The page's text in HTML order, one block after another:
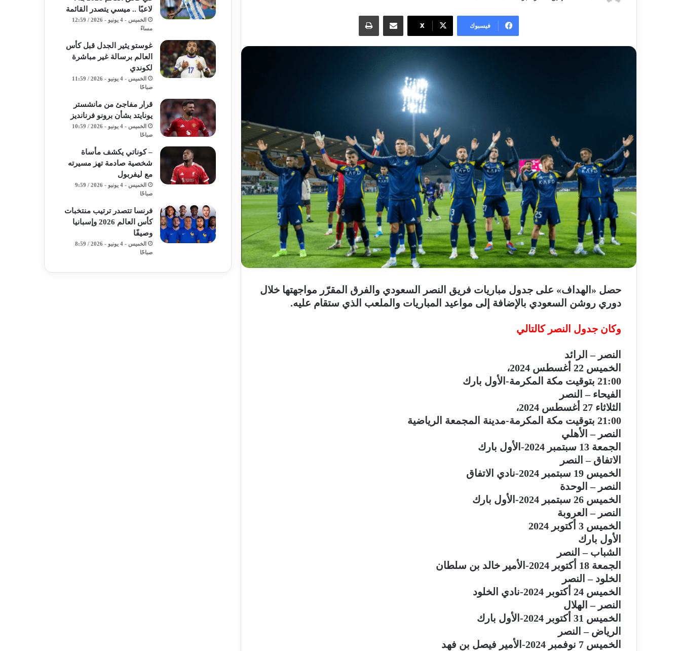
فيسبوك X
مشاركة عبر البريد طباعة
حصل «الهداف» على جدول مباريات فريق النصر السعودي والفرق المقرّر مواجهتها خلال
دوري روشن السعودي بالإضافة إلى مواعيد المباريات والملعب الذي ستقام عليه.
وكان جدول النصر كالتالي
النصر – الرائد
الخميس 22 أغسطس 2024،
21:00 بتوقيت مكة المكرمة-الأول بارك
الفيحاء – النصر
الثلاثاء 27 أغسطس 2024،
21:00 بتوقيت مكة المكرمة-مدينة المجمعة الرياضية
النصر – الأهلي
الجمعة 13 سبتمبر 2024-الأول بارك
الاتفاق – النصر
الخميس 19 سبتمبر 2024-نادي الاتفاق
النصر – الوحدة
الخميس 26 سبتمبر 2024-الأول بارك
النصر – العروبة
الخميس 3 أكتوبر 2024
الأول بارك
الشباب – النصر
الجمعة 18 أكتوبر 2024-الأمير خالد بن سلطان
الخلود – النصر
الخميس 24 أكتوبر 2024-نادي الخلود
النصر – الهلال
الخميس 31 أكتوبر 2024-الأول بارك
الرياض – النصر
الخميس 7 نوفمبر 2024-الأمير فيصل بن فهد
لاعبًا .. ميسي يتصدر القائمة
الخميس - 4 يونيو - 2026 / 12:59
مساءً
غوستو يثير الجدل قبل كأس
العالم برسالة غير مباشرة
لكوندي
الخميس - 4 يونيو - 2026 / 11:59
صباحًا
قرار مفاجئ من مانشستر
يونايتد بشأن برونو فرنانديز
الخميس - 4 يونيو - 2026 / 10:59
صباحًا
– كوناتي يكشف مأساة
شخصية صادمة تهز مسيرته
مع ليفربول
الخميس - 4 يونيو - 2026 / 9:59
صباحًا
فرنسا تتصدر ترتيب منتخبات
كأس العالم 2026 وإسبانيا
وصيفًا
الخميس - 4 يونيو - 2026 / 8:59
صباحًا